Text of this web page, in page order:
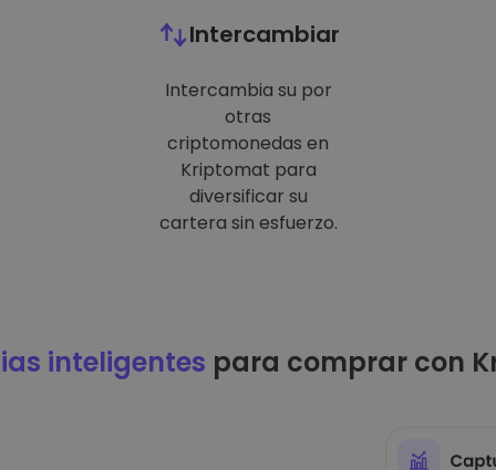
Intercambiar
Intercambia su por
otras
criptomonedas en
Kriptomat para
diversificar su
cartera sin esfuerzo.
inteligentes para comprar con